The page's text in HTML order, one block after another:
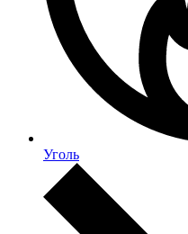
Уголь